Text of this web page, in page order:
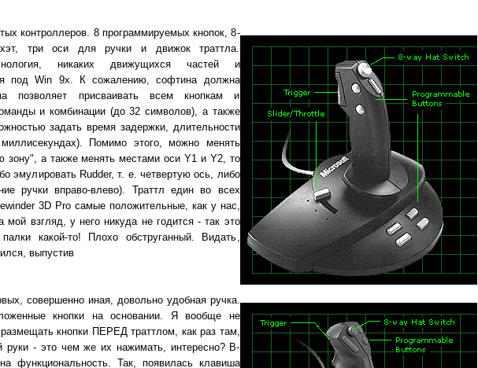
контроллеров. 8 программируемых кнопок, 8-
хэт, три оси для ручки и движок траттла.
никаких движущихся частей и
под Win 9x. К сожалению, софтина должна
позволяет присваивать всем кнопкам и
и комбинации (до 32 символов), а также
задать время задержки, длительности
Помимо этого, можно менять
зону", а также менять местами оси Y1 и Y2, то
эмулировать Rudder, т. е. четвертую ось, либо
ручки вправо-влево). Траттл един во всех
3D Pro самые положительные, как у нас,
взгляд, у него никуда не годится - так это
какой-то! Плохо обструганный. Видать,
выпустив
совершенно иная, довольно удобная ручка.
кнопки на основании. Я вообще не
кнопки ПЕРЕД траттлом, как раз там,
руки - это чем же их нажимать, интересно? В-
функциональность. Так, появилась клавиша